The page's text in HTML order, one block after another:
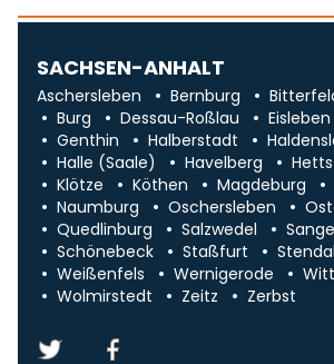
SACHSEN-ANHALT
Aschersleben Bernburg
Burg
Dessau-Roßlau Eisleben
Genthin
Halberstadt
Halle (Saale)
Havelberg
Klötze
Köthen Magdeburg
Naumburg
Oschersleben
Quedlinburg
Salzwedel
Schönebeck
Staßfurt Stendal
Weißenfels
Wernigerode
Wolmirstedt
Zeitz Zerbst